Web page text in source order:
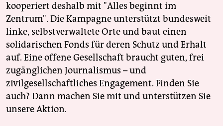
kooperiert deshalb mit "Alles beginnt im
Zentrum". Die Kampagne unterstützt bundesweit
linke, selbstverwaltete Orte und baut einen
solidarischen Fonds für deren Schutz und Erhalt
auf. Eine offene Gesellschaft braucht guten, frei
zugänglichen Journalismus – und
zivilgesellschaftliches Engagement. Finden Sie
auch? Dann machen Sie mit und unterstützen Sie
unsere Aktion.